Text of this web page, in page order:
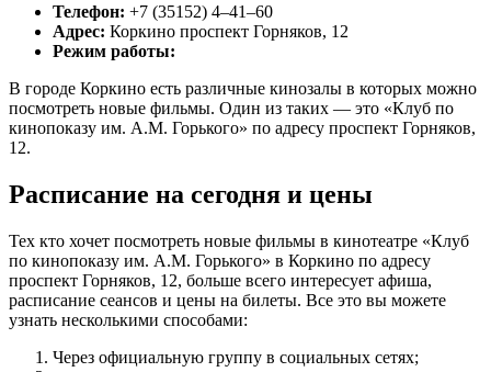
Телефон: +7 (35152) 4‒41‒60
Адрес: Коркино проспект Горняков, 12
Режим работы:
В городе Коркино есть различные кинозалы в которых можно
посмотреть новые фильмы. Один из таких — это «Клуб по
кинопоказу им. А.М. Горького» по адресу проспект Горняков,
12.
Расписание на сегодня и цены
Тех кто хочет посмотреть новые фильмы в кинотеатре «Клуб
по кинопоказу им. А.М. Горького» в Коркино по адресу
проспект Горняков, 12, больше всего интересует афиша,
расписание сеансов и цены на билеты. Все это вы можете
узнать несколькими способами:
Через официальную группу в социальных сетях;